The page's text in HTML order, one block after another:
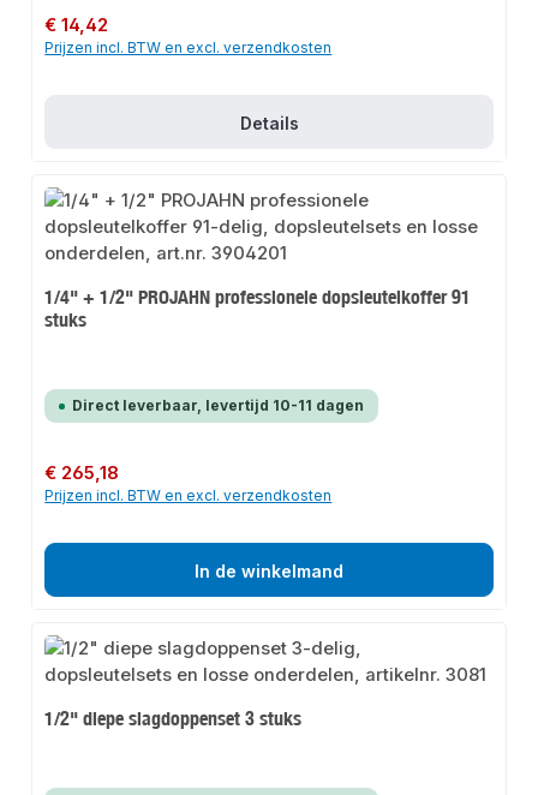
Normale prijs:
€ 14,42
Prijzen incl. BTW en excl. verzendkosten
Details
1/4" + 1/2" PROJAHN professionele dopsleutelkoffer 91
stuks
Direct leverbaar, levertijd 10-11 dagen
Normale prijs:
€ 265,18
Prijzen incl. BTW en excl. verzendkosten
In de winkelmand
1/2" diepe slagdoppenset 3 stuks